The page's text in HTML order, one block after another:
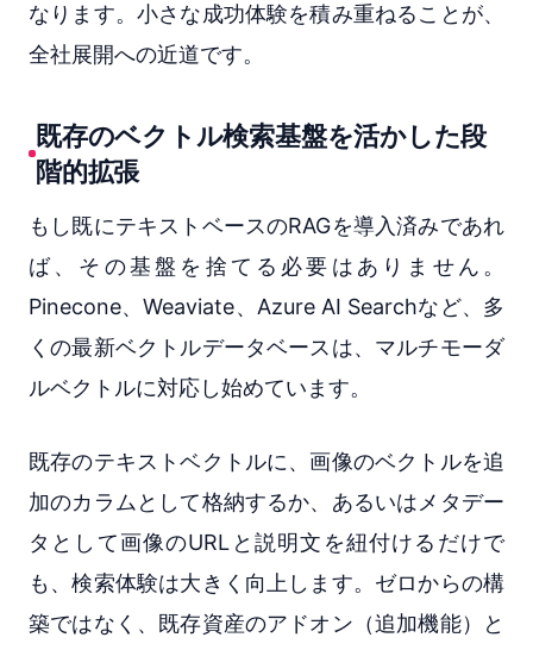
なります。小さな成功体験を積み重ねることが、
全社展開への近道です。
既存のベクトル検索基盤を活かした段
階的拡張
もし既にテキストベースのRAGを導入済みであれ
ば、その基盤を捨てる必要はありません。
Pinecone、Weaviate、Azure AI Searchなど、多
くの最新ベクトルデータベースは、マルチモーダ
ルベクトルに対応し始めています。
既存のテキストベクトルに、画像のベクトルを追
加のカラムとして格納するか、あるいはメタデー
タとして画像のURLと説明文を紐付けるだけで
も、検索体験は大きく向上します。ゼロからの構
築ではなく、既存資産のアドオン（追加機能）と